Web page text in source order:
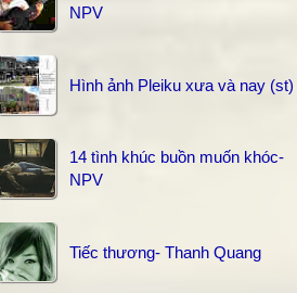
NPV
Hình ảnh Pleiku xưa và nay (st)
14 tình khúc buồn muốn khóc-
NPV
Tiếc thương- Thanh Quang